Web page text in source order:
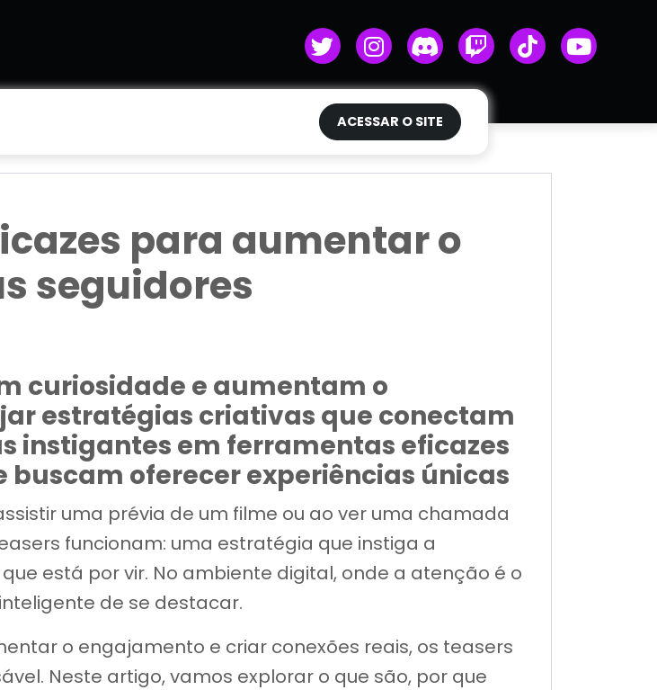
ACESSAR O SITE
para aumentar o
seguidores
curiosidade e aumentam o
estratégias criativas que conectam
instigantes em ferramentas eficazes
oferecer experiências únicas
uma prévia de um filme ou ao ver uma chamada
funcionam: uma estratégia que instiga a
está por vir. No ambiente digital, onde a atenção é o
de se destacar.
o engajamento e criar conexões reais, os teasers
Neste artigo, vamos explorar o que são, por que